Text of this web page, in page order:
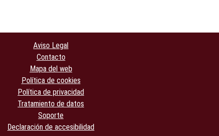
Aviso Legal
Contacto
Mapa del web
Política de cookies
Política de privacidad
Tratamiento de datos
Soporte
Declaración de accesibilidad